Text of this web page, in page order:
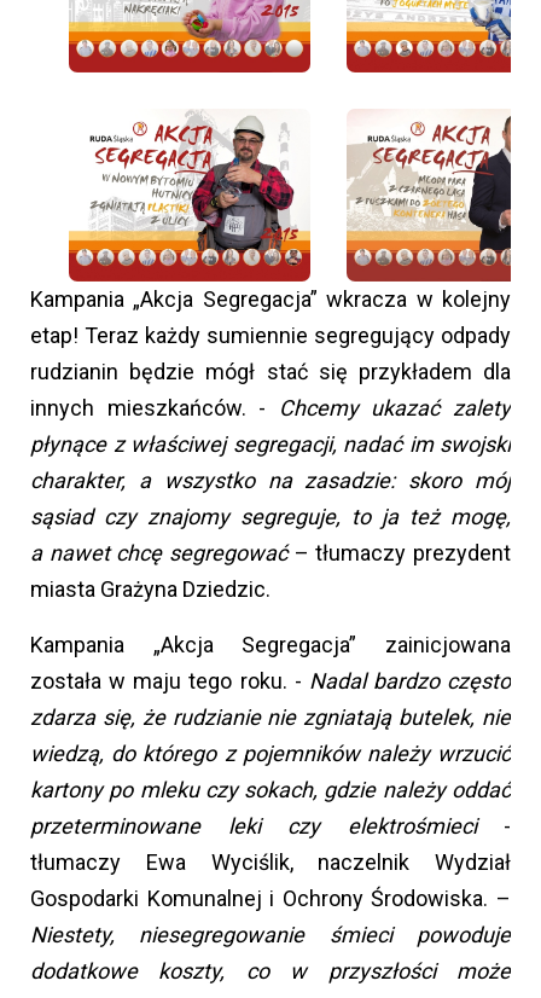
Kampania „Akcja Segregacja” wkracza w kolejny
etap! Teraz każdy sumiennie segregujący odpady
rudzianin będzie mógł stać się przykładem dla
innych mieszkańców. -
Chcemy ukazać zalety
płynące z właściwej segregacji, nadać im swojski
charakter, a wszystko na zasadzie: skoro mój
sąsiad czy znajomy segreguje, to ja też mogę,
a nawet chcę segregować– tłumaczy prezydent
miasta Grażyna Dziedzic.
Kampania „Akcja Segregacja” zainicjowana
została w maju tego roku. - Nadal bardzo często
zdarza się, że rudzianie nie zgniatają butelek, nie
wiedzą, do którego z pojemników należy wrzucić
kartony po mleku czy sokach, gdzie należy oddać
przeterminowane leki czy elektrośmieci-
tłumaczy Ewa Wyciślik, naczelnik Wydział
Gospodarki Komunalnej i Ochrony Środowiska. –
Niestety, niesegregowanie śmieci powoduje
dodatkowe koszty, co w przyszłości może